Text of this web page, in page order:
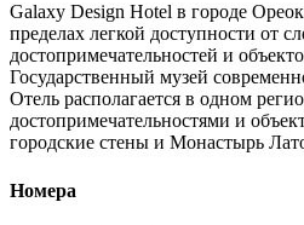
Galaxy Design Hotel в городе
пределах легкой доступности от
достопримечательностей и
Государственный музей
Отель располагается в одном
достопримечательностями и
городские стены и Монастырь
Номера